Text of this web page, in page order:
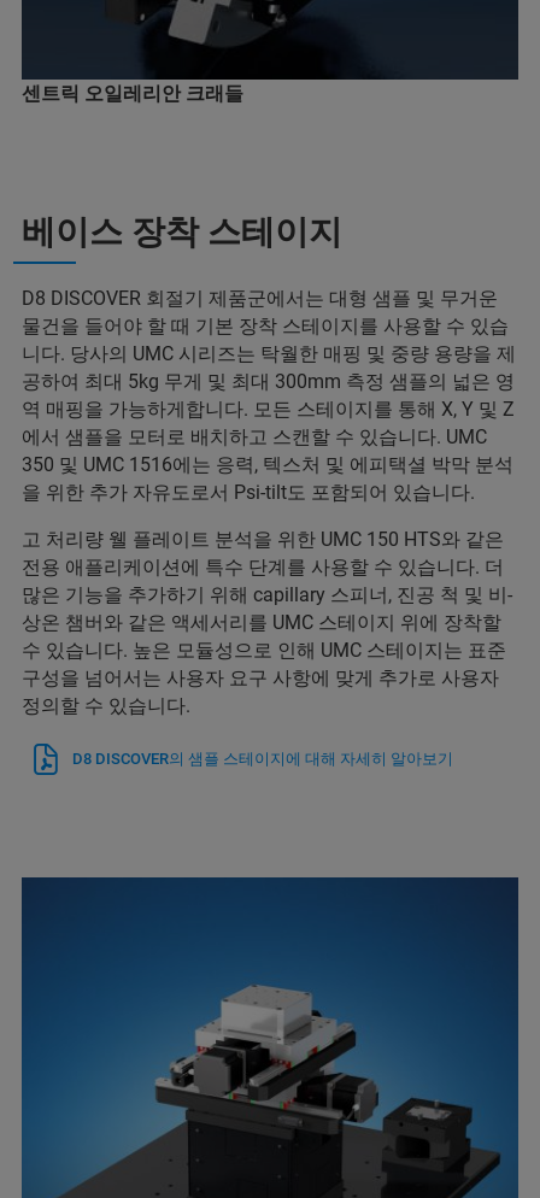
센트릭 오일레리안 크래들
베이스 장착 스테이지
D8 DISCOVER 회절기 제품군에서는 대형 샘플 및 무거운
물건을 들어야 할 때 기본 장착 스테이지를 사용할 수 있습
니다. 당사의 UMC 시리즈는 탁월한 매핑 및 중량 용량을 제
공하여 최대 5kg 무게 및 최대 300mm 측정 샘플의 넓은 영
역 매핑을 가능하게합니다. 모든 스테이지를 통해 X, Y 및 Z
에서 샘플을 모터로 배치하고 스캔할 수 있습니다. UMC
350 및 UMC 1516에는 응력, 텍스처 및 에피택셜 박막 분석
을 위한 추가 자유도로서 Psi-tilt도 포함되어 있습니다.
고 처리량 웰 플레이트 분석을 위한 UMC 150 HTS와 같은
전용 애플리케이션에 특수 단계를 사용할 수 있습니다. 더
많은 기능을 추가하기 위해 capillary 스피너, 진공 척 및 비-
상온 챔버와 같은 액세서리를 UMC 스테이지 위에 장착할
수 있습니다. 높은 모듈성으로 인해 UMC 스테이지는 표준
구성을 넘어서는 사용자 요구 사항에 맞게 추가로 사용자
정의할 수 있습니다.
D8 DISCOVER의 샘플 스테이지에 대해 자세히 알아보기